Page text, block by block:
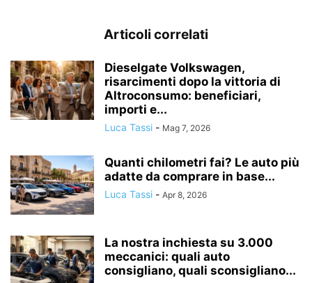
Articoli correlati
Dieselgate Volkswagen,
risarcimenti dopo la vittoria di
Altroconsumo: beneficiari,
importi e...
Luca Tassi - Mag 7, 2026
Quanti chilometri fai? Le auto più
adatte da comprare in base...
Luca Tassi - Apr 8, 2026
La nostra inchiesta su 3.000
meccanici: quali auto
consigliano, quali sconsigliano...